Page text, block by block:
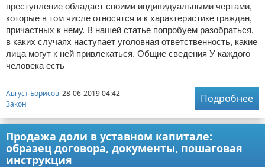
преступление обладает своими индивидуальными чертами,
которые в том числе относятся и к характеристике граждан,
причастных к нему. В нашей статье попробуем разобраться,
в каких случаях наступает уголовная ответственность, какие
лица могут к ней привлекаться. Общие сведения У каждого
человека есть
Август Борисов 28-06-2019 04:42
Закон
Подробнее
Продажа доли в уставном капитале:
образец договора, документы, пошаговая
инструкция